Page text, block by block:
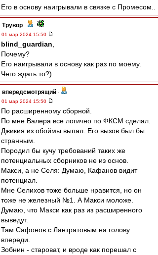
Его в основу наигрывали в связке с Промесом..
Трувор -
01 мар 2024 15:50
blind_guardian
Почему?
Его наигрывали в основу как раз по моему.
Чего ждать то?)
впередсмотрящий -
01 мар 2024 15:50
По расширенному сборной.
По мне Валера все логично по ФКСМ сделал.
Джикия из обоймы выпал. Его вызов был бы
странным.
Породил бы кучу требований таких же
потенциальных сборников не из основ.
Макси, а не Селя: Думаю, Кафанов видит
потенциал.
Мне Селихов тоже больше нравится, но он
тоже не железный №1. А Макси моложе.
Думаю, что Макси как раз из расширенного
выведут.
Там Сафонов с Лантратовым на голову
впереди.
Зобнин - староват, и вроде как порешал с